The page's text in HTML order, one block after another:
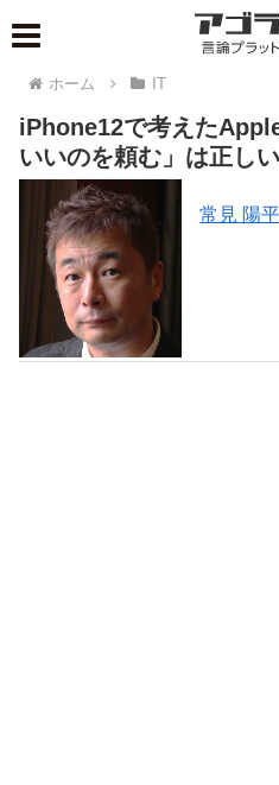
ホーム IT
iPhone12で考えた
いいのを頼む」は正し
常見 陽平